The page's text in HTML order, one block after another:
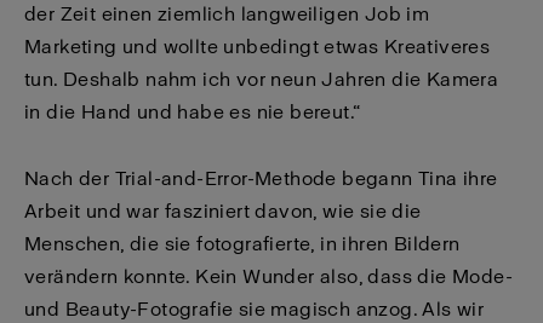
der Zeit einen ziemlich langweiligen Job im
Marketing und wollte unbedingt etwas Kreativeres
tun. Deshalb nahm ich vor neun Jahren die Kamera
in die Hand und habe es nie bereut.“
Nach der Trial-and-Error-Methode begann Tina ihre
Arbeit und war fasziniert davon, wie sie die
Menschen, die sie fotografierte, in ihren Bildern
verändern konnte. Kein Wunder also, dass die Mode-
und Beauty-Fotografie sie magisch anzog. Als wir